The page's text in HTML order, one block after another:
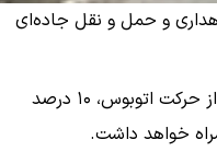
و حمل و نقل جاده‌ای
در قوانین استرداد بلیت اتوبوس نیز آمده است که کنسلی سفر تا یک ساعت قبل از حرکت اتوبوس، ۱۰ درصد